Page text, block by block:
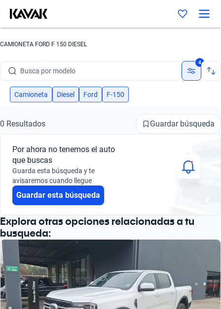
CAMIONETA FORD F 150 DIESEL
Busca por modelo
Busca por versión
Busca por marca
Busca por modelo
Busca por versión
4
Camioneta Diesel Ford F-150
0 Resultados Guardar búsqueda
Por ahora no tenemos el auto
que buscas
Guarda esta búsqueda y te
avisaremos cuando llegue
Guardar esta búsqueda
Explora otras opciones relacionadas a tu
busqueda: